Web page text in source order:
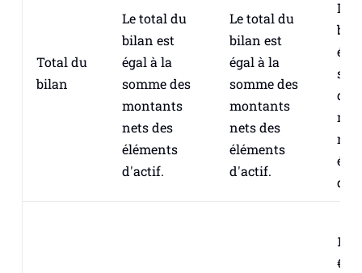
Total du
bilan
Le total du
bilan est
égal à la
somme des
montants
nets des
éléments
d'actif.
Le total du
bilan est
égal à la
somme des
montants
nets des
éléments
d'actif.
Le
des
12
€